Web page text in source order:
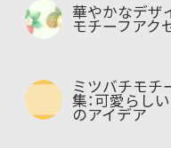
華やかなデザ
モチーフア
ミツバチモチ
集：可愛らし
のアイデア